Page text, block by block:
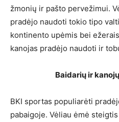
žmonių ir pašto pervežimui.
pradėjo naudoti tokio tipo
kontinento upėmis bei
kanojas pradėjo naudoti ir
Baidarių ir
BKI sportas populiarėti
pabaigoje. Vėliau ėmė